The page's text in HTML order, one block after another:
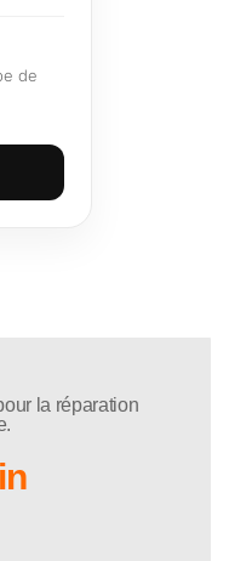
de
la réparation